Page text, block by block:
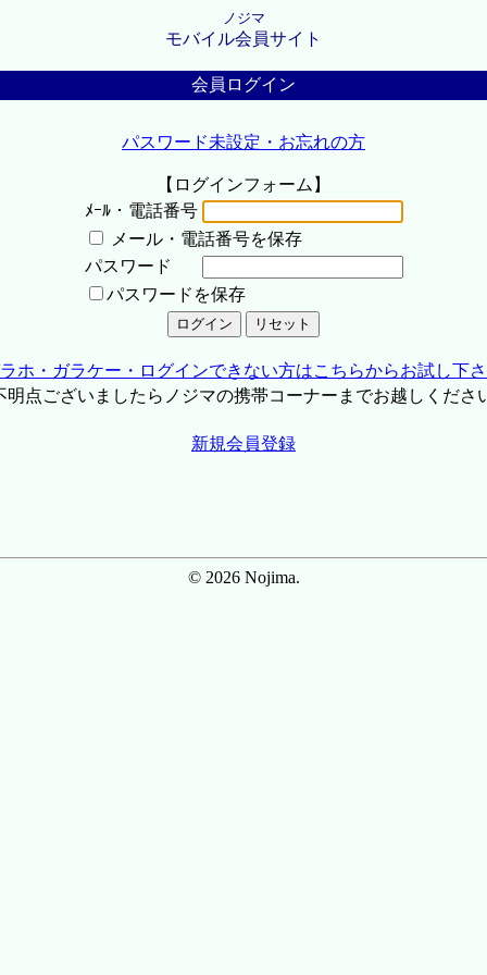
ノジマ
モバイル会員サイト
会員ログイン
パスワード未設定・お忘れの方
【ログインフォーム】
ﾒｰﾙ・電話番号
メール・電話番号を保存
パスワード
パスワードを保存
ホ・ガラケー・ログインできない方はこちらからお試し下
点ございましたらノジマの携帯コーナーまでお越しくださ
新規会員登録
© 2026 Nojima.